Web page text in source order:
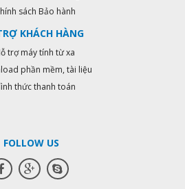
thang máy, thiết bị khẩn cấp,...
sách Bảo hành
KHÁCH HÀNG
trợ máy tính từ xa
phần mềm, tài liệu
thức thanh toán
FOLLOW US